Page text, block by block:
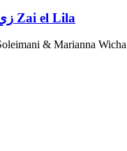
زي‌ اللیلة Zai el Lila
& Marianna Wicha